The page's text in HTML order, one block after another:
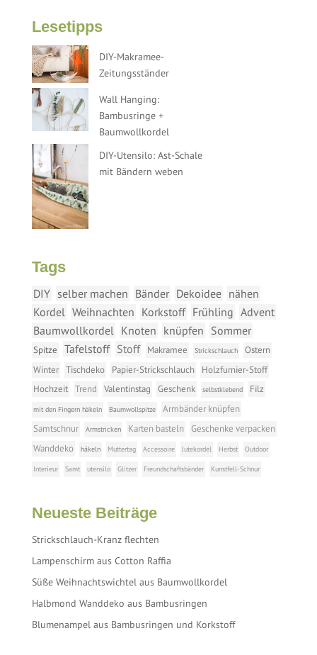
Lesetipps
DIY-Makramee-
Zeitungsständer
Wall Hanging:
Bambusringe +
Baumwollkordel
DIY-Utensilo: Ast-Schale
mit Bändern weben
Tags
DIY selber machen Bänder Dekoidee nähen
Kordel Weihnachten Korkstoff Frühling Advent
Baumwollkordel Knoten knüpfen Sommer
Spitze Tafelstoff Stoff Makramee Strickschlauch
Ostern
Winter
Tischdeko Papier-Strickschlauch
Holzfurnier-Stoff
Hochzeit
Trend Valentinstag Geschenk selbstklebend Filz
mit den Fingern häkeln Baumwollspitze
Armbänder knüpfen
Samtschnur
Armstricken Karten basteln
Geschenke verpacken
Wanddeko
häkeln Muttertag Accessoire Jutekordel Herbst Outdoor
Interieur Samt utensilo Glitzer Freundschaftsbänder Kunstfell-Schnur
Neueste Beiträge
Strickschlauch-Kranz flechten
Lampenschirm aus Cotton Raffia
Süße Weihnachtswichtel aus Baumwollkordel
Halbmond Wanddeko aus Bambusringen
Blumenampel aus Bambusringen und Korkstoff